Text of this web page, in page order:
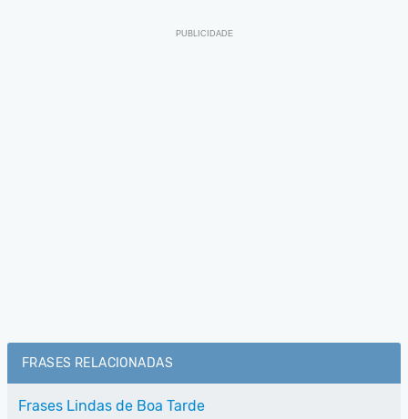
FRASES RELACIONADAS
Frases Lindas de Boa Tarde